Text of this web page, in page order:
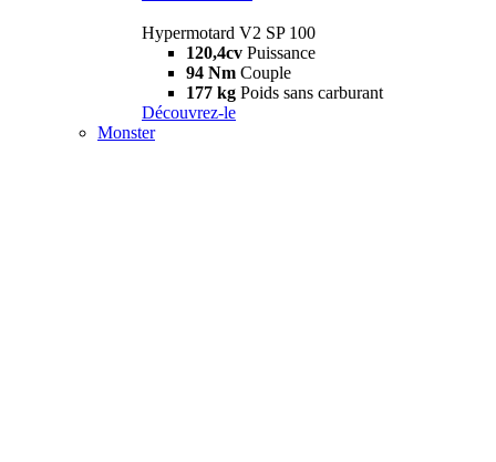
Hypermotard V2 SP 100
120,4cv Puissance
94 Nm Couple
177 kg Poids sans carburant
Découvrez-le
Monster